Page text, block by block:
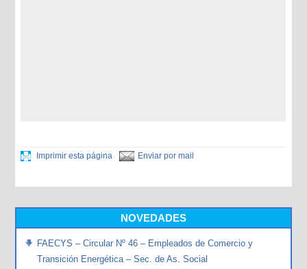
Imprimir esta página Enviar por mail
NOVEDADES
FAECYS – Circular Nº 46 – Empleados de Comercio y
Transición Energética – Sec. de As. Social